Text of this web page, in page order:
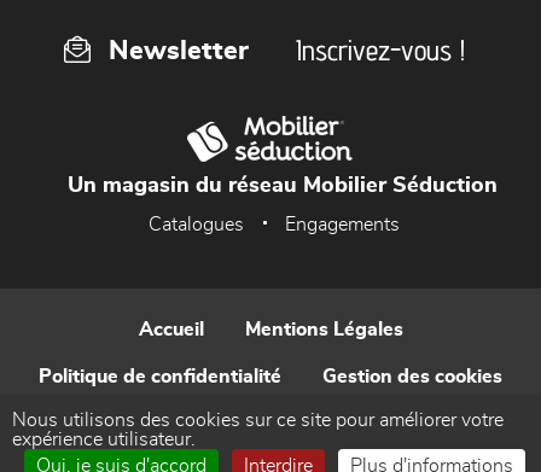
Newsletter Inscrivez-vous !
Un magasin du réseau Mobilier Séduction
Catalogues Engagements
Accueil Mentions Légales
Politique de confidentialité Gestion des cookies
Contact
Nous utilisons des cookies sur ce site pour améliorer votre
expérience utilisateur.
Oui, je suis d'accord
Interdire Plus d'informations